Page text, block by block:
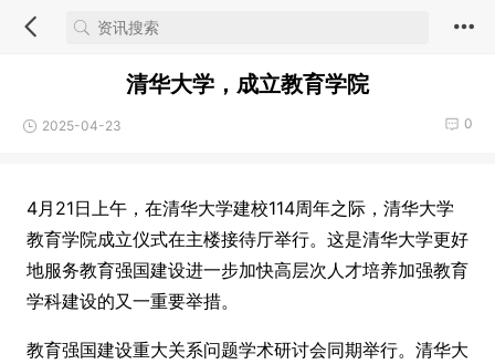
清华大学，成立教育学院
2025-04-23 0
4月21日上午，在清华大学建校114周年之际，清华大学
教育学院成立仪式在主楼接待厅举行。这是清华大学更好
地服务教育强国建设进一步加快高层次人才培养加强教育
学科建设的又一重要举措。
教育强国建设重大关系问题学术研讨会同期举行。清华大